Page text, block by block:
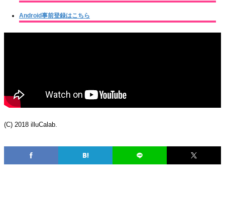
Android事前登録はこちら
(C) 2018 illuCalab.